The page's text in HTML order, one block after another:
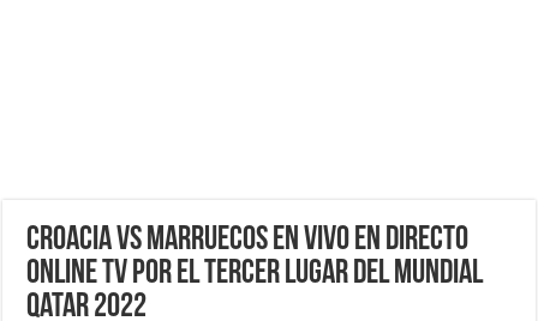
Croacia vs Marruecos EN VIVO EN DIRECTO
ONLINE TV por el Tercer Lugar del Mundial
Qatar 2022